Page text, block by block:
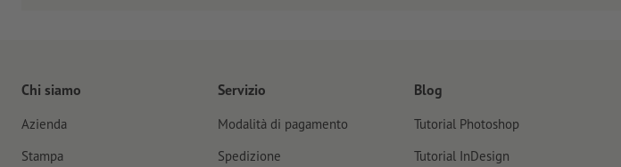
Chi siamo
Azienda
Stampa
Servizio
Modalità di pagamento
Spedizione
Blog
Tutorial Photoshop
Tutorial InDesign